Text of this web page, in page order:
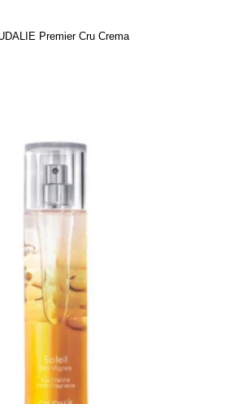
Premier Cru Crema